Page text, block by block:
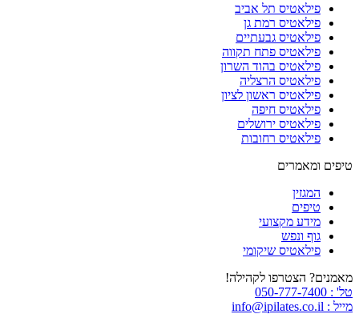
פילאטיס תל אביב
פילאטיס רמת גן
פילאטיס גבעתיים
פילאטיס פתח תקווה
פילאטיס בהוד השרון
פילאטיס הרצליה
פילאטיס ראשון לציון
פילאטיס חיפה
פילאטיס ירושלים
פילאטיס רחובות
טיפים ומאמרים
המגזין
טיפים
מידע מקצועי
גוף ונפש
פילאטיס שיקומי
מאמנים? הצטרפו לקהילה!
טל' : 050-777-7400
מייל : info@ipilates.co.il